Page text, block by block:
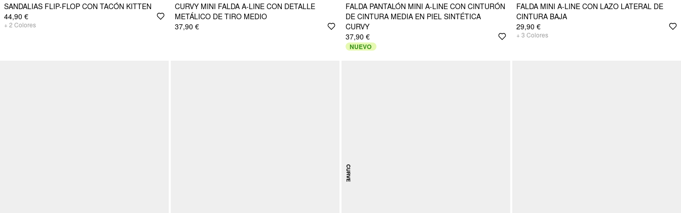
SANDALIAS FLIP-FLOP CON TACÓN KITTEN
44,90 €
+ 2 Colores
CURVY MINI FALDA A-LINE CON DETALLE
METÁLICO DE TIRO MEDIO
37,90 €
FALDA PANTALÓN MINI A-LINE CON CINTURÓN
DE CINTURA MEDIA EN PIEL SINTÉTICA
CURVY
37,90 €
NUEVO
FALDA MINI A-LINE CON LAZO LATERAL DE
CINTURA BAJA
29,90 €
+ 3 Colores